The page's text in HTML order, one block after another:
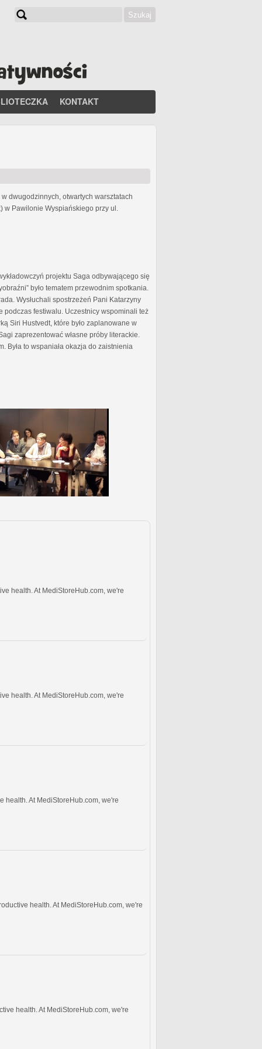
Szukaj
KONTAKT
dwugodzinnych, otwartych warsztatach
Pawilonie Wyspiańskiego przy ul.
projektu Saga odbywającego się
było tematem przewodnim spotkania.
Wysłuchali spostrzeżeń Pani Katarzyny
podczas festiwalu. Uczestnicy wspominali też
Siri Hustvedt, które było zaplanowane w
zaprezentować własne próby literackie.
Była to wspaniała okazja do zaistnienia
health. At MediStoreHub.com, we're
health. At MediStoreHub.com, we're
At MediStoreHub.com, we're
health. At MediStoreHub.com, we're
health. At MediStoreHub.com, we're